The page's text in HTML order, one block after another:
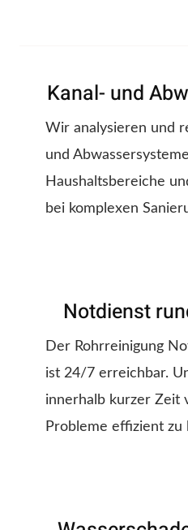
Kanal- und
Wir analysieren und
und
Haushaltsbereiche
bei komplexen
Notdienst
Der Rohrreinigung
ist 24/7 erreichbar.
innerhalb kurzer Zeit
Probleme effizient zu